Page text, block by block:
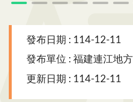
中正國中小法律宣導 (12) 中正國中小法律宣導 (1)
發布日期 : 114-12-11
發布單位 : 福建連江地
更新日期 : 114-12-11